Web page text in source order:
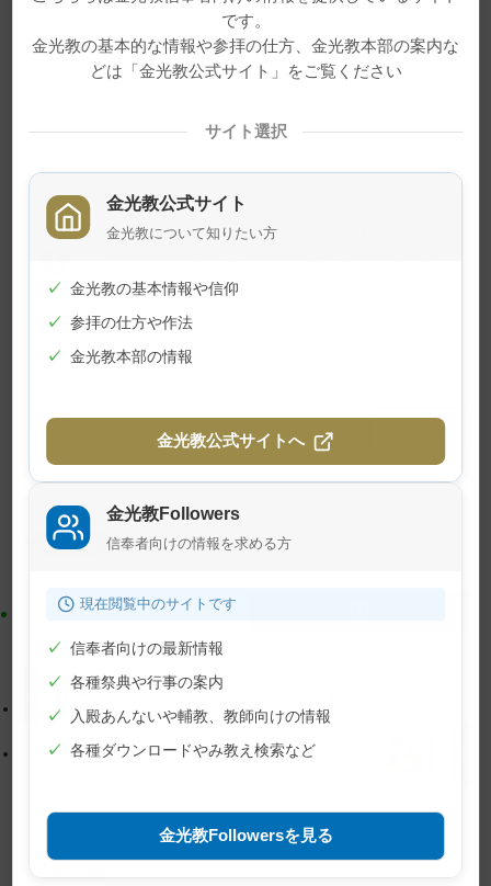
る合唱奉仕が行われ、最後に参拝者全員が一緒に
なって「神人の栄光」を斉唱し、喜びを共にし
※この記事は旧サイトから移行したも
す。ご了承ください。
ン
ゲ
ニュース 文字
神に導かれ信心の道を【金光新聞】
神はすべて見ておる【金光新聞】
関連記事
です。
金光教の基本的な情報や参拝の仕方、金光教本部の案内な
どは「金光教公式サイト」をご覧ください
サイト選択
金光教公式サイト
金光教について知りたい方
✓ 金光教の基本情報や信仰
✓ 参拝の仕方や作法
✓ 金光教本部の情報
金光教公式サイトへ
金光教Followers
信奉者向けの情報を求める方
現在閲覧中のサイトです
✓ 信奉者向けの最新情報
✓ 各種祭典や行事の案内
✓ 入殿あんないや輔教、教師向けの情報
✓ 各種ダウンロードやみ教え検索など
金光教Followersを見る